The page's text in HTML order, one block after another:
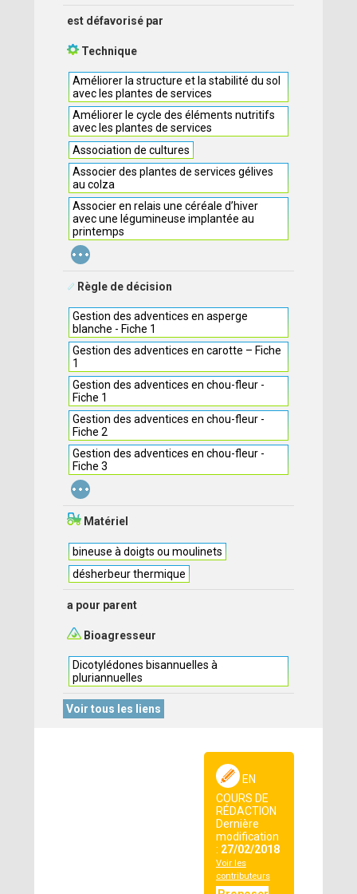
est défavorisé par
Technique
Améliorer la structure et la stabilité du sol
avec les plantes de services
Améliorer le cycle des éléments nutritifs
avec les plantes de services
Association de cultures
Associer des plantes de services gélives
au colza
Associer en relais une céréale d’hiver
avec une légumineuse implantée au
printemps
...
Règle de décision
Gestion des adventices en asperge
blanche - Fiche 1
Gestion des adventices en carotte – Fiche
1
Gestion des adventices en chou-fleur -
Fiche 1
Gestion des adventices en chou-fleur -
Fiche 2
Gestion des adventices en chou-fleur -
Fiche 3
...
Matériel
bineuse à doigts ou moulinets
désherbeur thermique
a pour parent
Bioagresseur
Dicotylédones bisannuelles à
pluriannuelles
Voir tous les liens
EN
COURS DE
RÉDACTION
Dernière
modification
: 27/02/2018
Voir les
contributeurs